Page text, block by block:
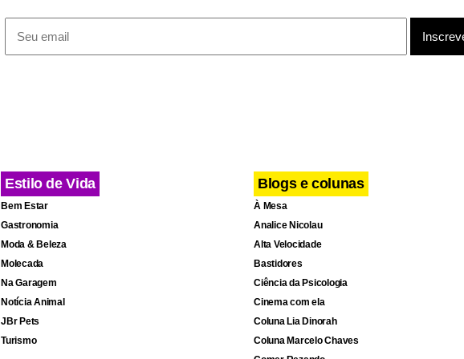
comunicava com seus vizinhos gritando pela porta fechada.
Estilo de Vida
Bem Estar
Gastronomia
Moda & Beleza
Molecada
Na Garagem
Notícia Animal
JBr Pets
Turismo
Blogs e colunas
À Mesa
Analice Nicolau
Alta Velocidade
Bastidores
Ciência da Psicologia
Cinema com ela
Coluna Lia Dinorah
Coluna Marcelo Chaves